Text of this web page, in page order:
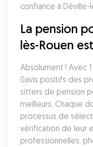
confiance à Déville-
La pension
lès-Rouen
Absolument ! Avec
0avis positifs des
sitters de pension
meilleurs. Chaque
processus de
vérification de leur
professionnelles,